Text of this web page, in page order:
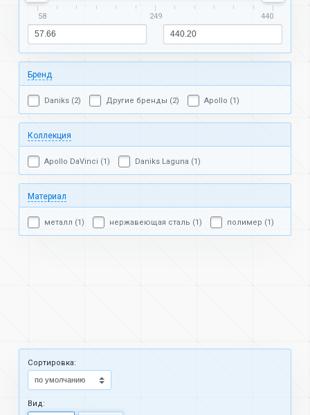
58 249 440
Бренд
Daniks (2) Другие бренды (2) Apollo (1)
Коллекция
Apollo DaVinci (1) Daniks Laguna (1)
Материал
металл (1) нержавеющая сталь (1) полимер (1)
Cортировка:
Вид: